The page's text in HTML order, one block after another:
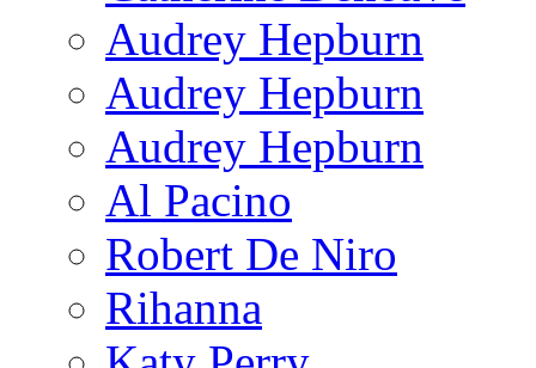
Audrey Hepburn
Audrey Hepburn
Audrey Hepburn
Al Pacino
Robert De Niro
Rihanna